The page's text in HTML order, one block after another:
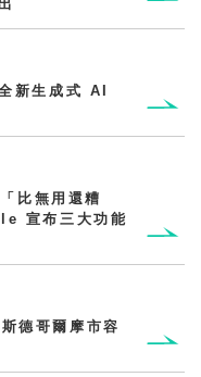
新生成式 AI
比無用還糟
宣布三大功能
德哥爾摩市容